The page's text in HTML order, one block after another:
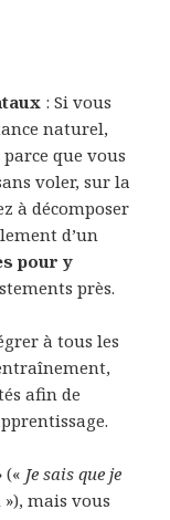
: Si vous
naturel,
que vous
voler, sur la
à décomposer
d’un
pour y
près.
à tous les
afin de
(« Je sais que je
»), mais vous